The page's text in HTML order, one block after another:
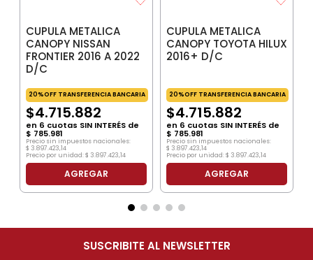
CUPULA METALICA
CANOPY NISSAN
FRONTIER 2016 A 2022
D/C
20%OFF TRANSFERENCIA BANCARIA
$4.715.882
en 6 cuotas SIN INTERÉS de
$ 785.981
Precio sin impuestos nacionales:
$ 3.897.423,14
Precio por unidad:$ 3.897.423,14
AGREGAR
CUPULA METALICA
CANOPY TOYOTA HILUX
2016+ D/C
20%OFF TRANSFERENCIA BANCARIA
$4.715.882
en 6 cuotas SIN INTERÉS de
$ 785.981
Precio sin impuestos nacionales:
$ 3.897.423,14
Precio por unidad:$ 3.897.423,14
AGREGAR
SUSCRIBITE AL NEWSLETTER